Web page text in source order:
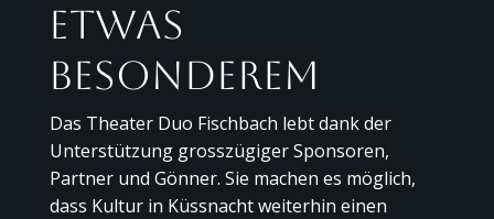
etwas
Besonderem
Das Theater Duo Fischbach lebt dank der
Unterstützung grosszügiger Sponsoren,
Partner und Gönner. Sie machen es möglich,
dass Kultur in Küssnacht weiterhin einen